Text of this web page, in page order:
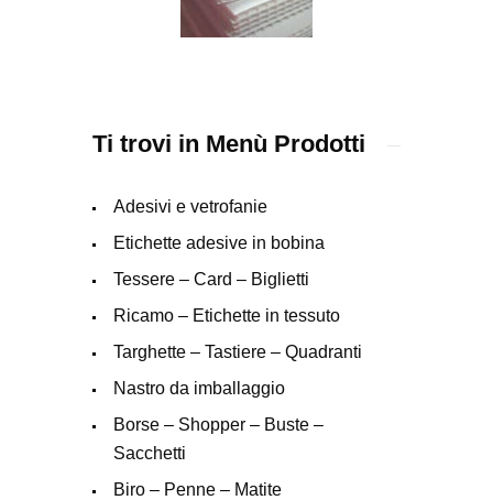
Ti trovi in Menù Prodotti
Adesivi e vetrofanie
Etichette adesive in bobina
Tessere – Card – Biglietti
Ricamo – Etichette in tessuto
Targhette – Tastiere – Quadranti
Nastro da imballaggio
Borse – Shopper – Buste –
Sacchetti
Biro – Penne – Matite